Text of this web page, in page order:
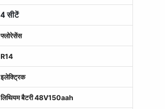
4 सीटें
फ्लोरेसेंस
R14
इलेक्ट्रिक
लिथियम बैटरी 48V150aah